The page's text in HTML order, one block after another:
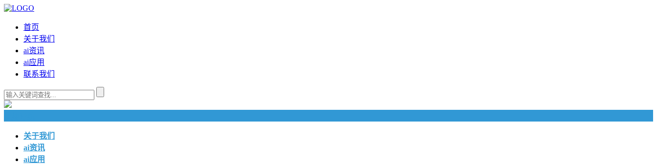
首页
关于我们
ai资讯
ai应用
联系我们
关于我们
ai资讯
ai应用